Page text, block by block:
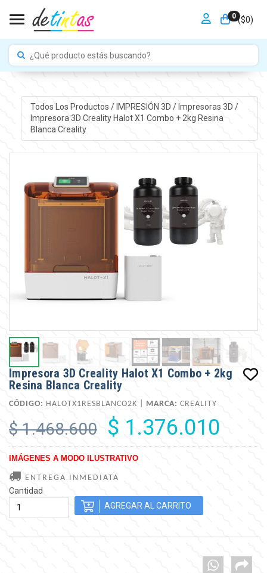
0 ($0)
Toggle navigation
Todos Los Productos / IMPRESIÓN 3D / Impresoras 3D /
Impresora 3D Creality Halot X1 Combo + 2kg Resina
Blanca Creality
Impresora 3D Creality Halot X1 Combo + 2kg
Resina Blanca Creality
CÓDIGO: HALOTX1RESBLANCO2K | MARCA: CREALITY
$ 1.468.600 $ 1.376.010
IMÁGENES A MODO ILUSTRATIVO
ENTREGA INMEDIATA
Cantidad